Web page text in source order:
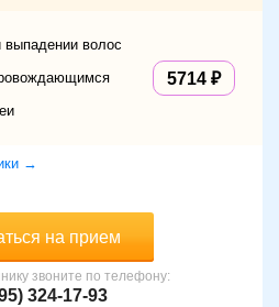
выпадении волос
5714
→
на прием
звоните по телефону:
324-17-93